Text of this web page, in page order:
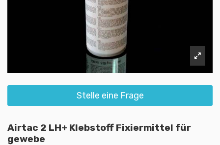
Stelle eine Frage
Airtac 2 LH+ Klebstoff Fixiermittel für
gewebe